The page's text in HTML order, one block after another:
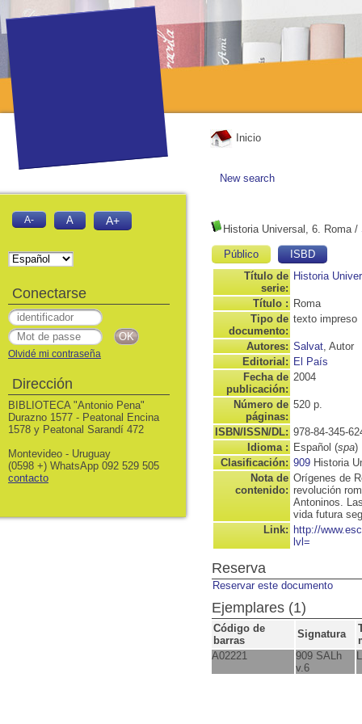
Inicio
New search
Historia Universal, 6. Roma/
Público
ISBD
Título de
serie:
Historia
Título : Roma
Tipo de
documento:
texto impreso
Autores: Salvat, Autor
Editorial: El País
Fecha de
publicación:
2004
Número de
páginas:
520 p.
ISBN/ISSN/DL: 978-84-345-
Idioma : Español (spa)
Clasificación: 909 Historia
Nota de
contenido:
Orígenes de
revolución
Antoninos.
vida futura
Link: http://
lvl=
Reserva
Reservar este documento
Ejemplares (1)
Código de
barras
Signatura
A02221
909 SALh
v.6
A- A A+
Conectarse
Olvidé mi contraseña
Dirección
BIBLIOTECA "Antonio Pena"
Durazno 1577 - Peatonal Encina
1578 y Peatonal Sarandí 472
Montevideo - Uruguay
(0598 +) WhatsApp 092 529 505
contacto